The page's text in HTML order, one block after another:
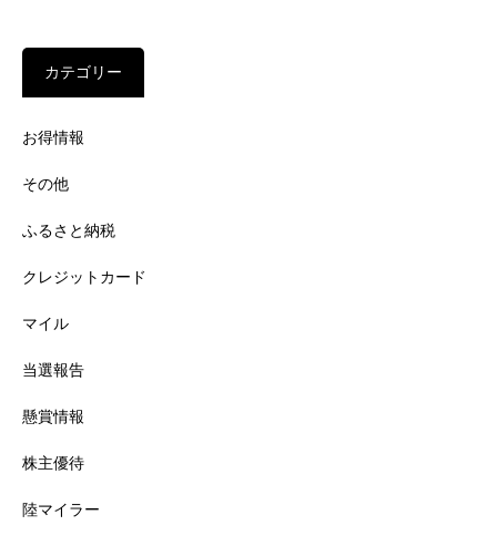
カテゴリー
お得情報
その他
ふるさと納税
クレジットカード
マイル
当選報告
懸賞情報
株主優待
陸マイラー